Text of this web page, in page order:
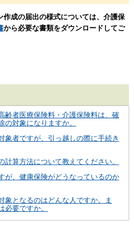
作成の届出の様式については、介護保
から必要な書類をダウンロードしてご
齢者医療保険料・介護保険料は、確
の対象になりますか。
象者ですが、引っ越しの際に手続き
計算方法について教えてください。
が、健康保険がどうなっているのか
象となるのはどんな人ですか。ま
必要ですか。